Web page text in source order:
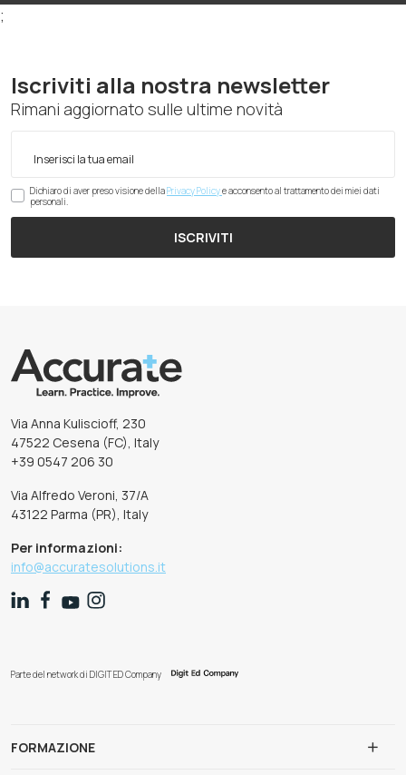
;
Iscriviti alla nostra newsletter
Rimani aggiornato sulle ultime novità
Dichiaro di aver preso visione dellaPrivacy Policye acconsento al trattamento dei miei dati
personali.
ISCRIVITI
Via Anna Kuliscioff, 230
47522 Cesena (FC), Italy
+39 0547 206 30
Via Alfredo Veroni, 37/A
43122 Parma (PR), Italy
Per informazioni:
info@accuratesolutions.it
Parte del network di DIGIT ED Company
FORMAZIONE